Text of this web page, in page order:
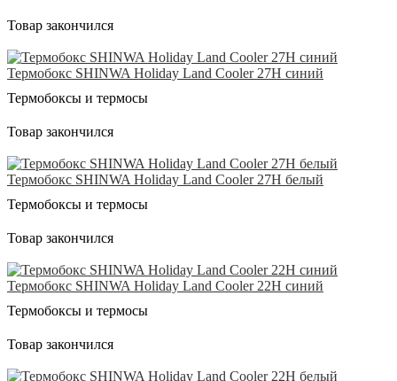
Товар закончился
Термобокс SHINWA Holiday Land Cooler 27H синий
Термобоксы и термосы
Товар закончился
Термобокс SHINWA Holiday Land Cooler 27H белый
Термобоксы и термосы
Товар закончился
Термобокс SHINWA Holiday Land Cooler 22H синий
Термобоксы и термосы
Товар закончился